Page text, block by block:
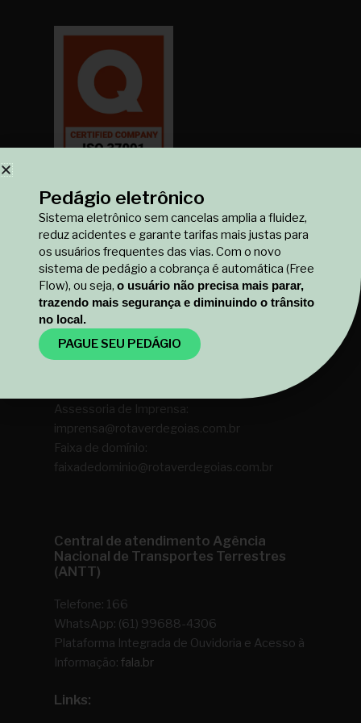
Rota Verde Goiás SPE S.A
Edifício Latif Sebba
R. 14, número 26 - Setor Oeste, Goiânia - GO,
74120-070
Contatos
Assessoria de Imprensa:
imprensa@rotaverdegoias.com.br
Faixa de domínio:
faixadedominio@rotaverdegoias.com.br
Central de atendimento Agência
Nacional de Transportes Terrestres
(ANTT)
Telefone: 166
WhatsApp: (61) 99688-4306
Plataforma Integrada de Ouvidoria e Acesso à
Informação:fala.br
Links:
Pedágio eletrônico
Sistema eletrônico sem cancelas amplia a fluidez,
reduz acidentes e garante tarifas mais justas para
os usuários frequentes das vias. Com o novo
sistema de pedágio a cobrança é automática (Free
Flow), ou seja, o usuário não precisa mais parar,
trazendo mais segurança e diminuindo o trânsito
no local.
PAGUE SEU PEDÁGIO